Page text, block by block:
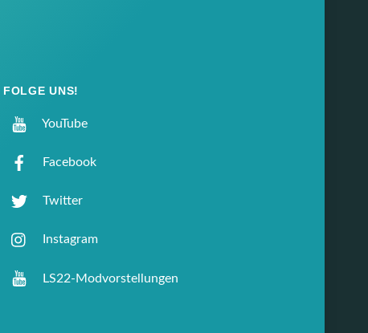
FOLGE UNS!
YouTube
Facebook
Twitter
Instagram
LS22-Modvorstellungen